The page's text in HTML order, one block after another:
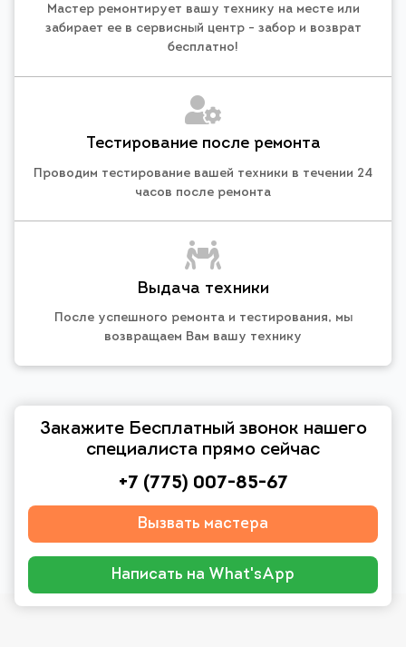
Мастер ремонтирует вашу технику на месте или
забирает ее в сервисный центр - забор и возврат
бесплатно!
Тестирование после ремонта
Проводим тестирование вашей техники в течении 24
часов после ремонта
Выдача техники
После успешного ремонта и тестирования, мы
возвращаем Вам вашу технику
Закажите Бесплатный звонок нашего
специалиста прямо сейчас
+7 (775) 007-85-67
Вызвать мастера
Написать на What'sApp